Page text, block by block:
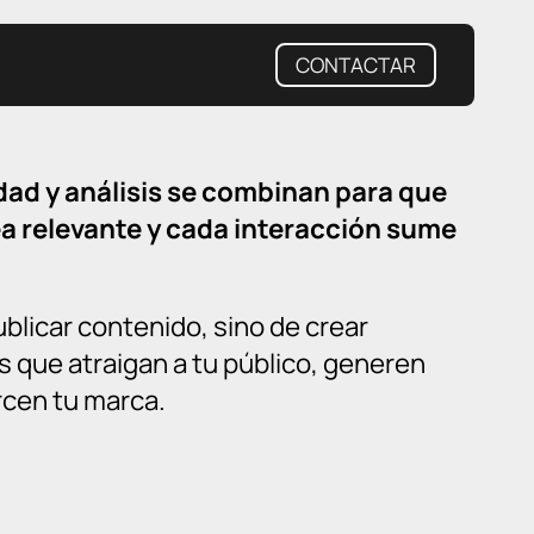
CONTACTAR
y análisis se combinan para que
relevante y cada interacción sume
contenido, sino de crear
que atraigan a tu público, generen
tu marca.